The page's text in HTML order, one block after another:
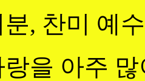
, 찬미 예
을 아주